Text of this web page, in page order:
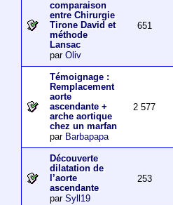
comparaison
entre Chirurgie
Tirone David et
méthode
Lansac
par Oliv
651
Témoignage :
Remplacement
aorte
ascendante +
arche aortique
chez un marfan
par Barbapapa
2 577
Découverte
dilatation de
l’aorte
ascendante
par Syll19
253